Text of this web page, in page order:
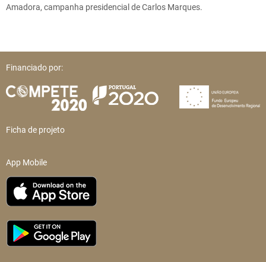
Amadora, campanha presidencial de Carlos Marques.
Financiado por:
Ficha de projeto
App Mobile